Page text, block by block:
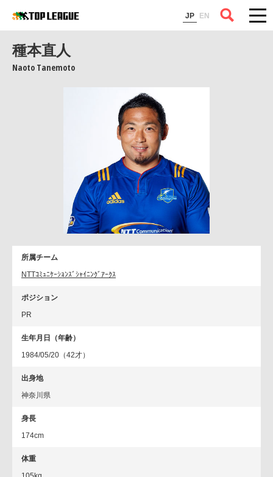
JP EN
コラム
種本直人
Naoto Tanemoto
所属チーム
NTTｺﾐｭﾆｹｰｼｮﾝｽﾞｼｬｲﾆﾝｸﾞｱｰｸｽ
ポジション
PR
生年月日（年齢）
1984/05/20（42才）
出身地
神奈川県
身長
174cm
体重